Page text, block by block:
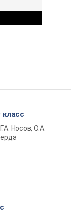
класс
Носов, О.А.